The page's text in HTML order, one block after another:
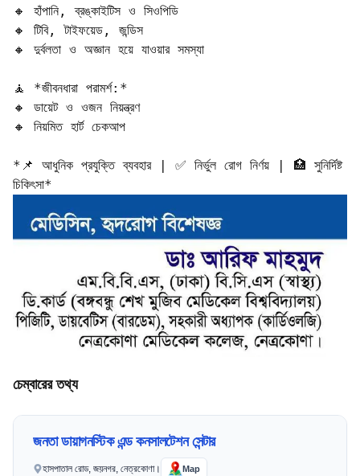
🔸 হাঁপানি, ব্রঙ্কাইটিস ও সিওপিডি
🔸 টিবি, টাইফয়েড, জন্ডিস
🔸 দুর্বলতা ও অজ্ঞান হয়ে যাওয়ার সমস্যা
🧘 *জীবনধারা পরামর্শ:*
🔸 ডায়েট ও ওজন নিয়ন্ত্রণ
🔸 নিয়মিত হার্ট চেকআপ
*📌 আধুনিক প্রযুক্তি ব্যবহার | ✅ নির্ভুল রোগ নির্ণয় | 🏥 সুনির্দিষ্ট
চিকিৎসা*
চেম্বারের তথ্য
জনতা ডায়াগনস্টিক এন্ড কনসালটেশন সেন্টার
হাসপাতাল রোড, জয়নগর, নেত্রকোণা। Map